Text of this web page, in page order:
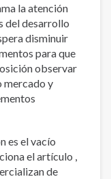
la atención
del desarrollo
disminuir
para que
observar
mercado y
es el vacío
el artículo ,
de